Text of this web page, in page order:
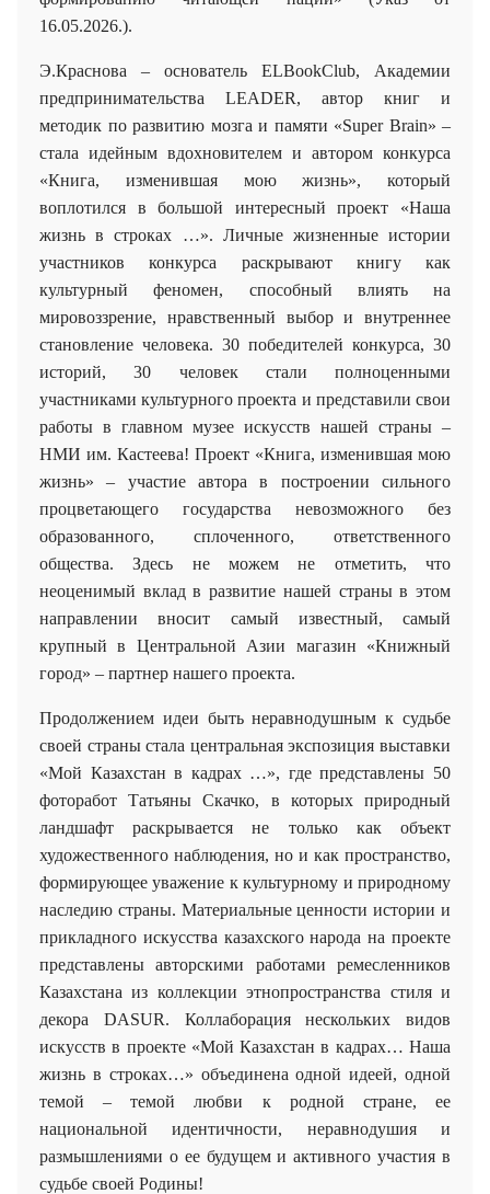
16.05.2026.).
Э.Краснова – основатель ELBookClub, Академии
предпринимательства LEADER, автор книг и
методик по развитию мозга и памяти «Super Brain» –
стала идейным вдохновителем и автором конкурса
«Книга, изменившая мою жизнь», который
воплотился в большой интересный проект «Наша
жизнь в строках …». Личные жизненные истории
участников конкурса раскрывают книгу как
культурный феномен, способный влиять на
мировоззрение, нравственный выбор и внутреннее
становление человека. 30 победителей конкурса, 30
историй, 30 человек стали полноценными
участниками культурного проекта и представили свои
работы в главном музее искусств нашей страны –
НМИ им. Кастеева! Проект «Книга, изменившая мою
жизнь» – участие автора в построении сильного
процветающего государства невозможного без
образованного, сплоченного, ответственного
общества. Здесь не можем не отметить, что
неоценимый вклад в развитие нашей страны в этом
направлении вносит самый известный, самый
крупный в Центральной Азии магазин «Книжный
город» – партнер нашего проекта.
Продолжением идеи быть неравнодушным к судьбе
своей страны стала центральная экспозиция выставки
«Мой Казахстан в кадрах …», где представлены 50
фоторабот Татьяны Скачко, в которых природный
ландшафт раскрывается не только как объект
художественного наблюдения, но и как пространство,
формирующее уважение к культурному и природному
наследию страны. Материальные ценности истории и
прикладного искусства казахского народа на проекте
представлены авторскими работами ремесленников
Казахстана из коллекции этнопространства стиля и
декора DASUR. Коллаборация нескольких видов
искусств в проекте «Мой Казахстан в кадрах… Наша
жизнь в строках…» объединена одной идеей, одной
темой – темой любви к родной стране, ее
национальной идентичности, неравнодушия и
размышлениями о ее будущем и активного участия в
судьбе своей Родины!